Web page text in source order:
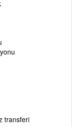
transferi